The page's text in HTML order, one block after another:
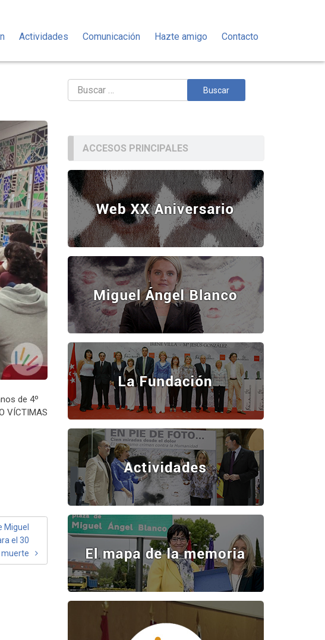
Actividades Comunicación Hazte amigo Contacto
de 4º
VÍCTIMAS
Miguel
el 30
muerte
Buscar:
ACCESOS PRINCIPALES